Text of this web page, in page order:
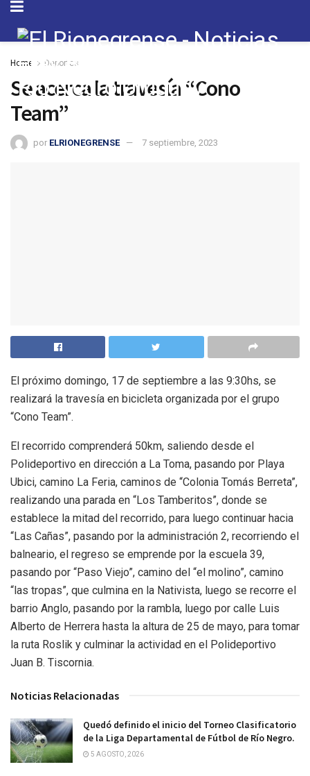
Home Deportes
Se acerca la travesía “Cono
Team”
por ELRIONEGRENSE 7 septiembre, 2023
El próximo domingo, 17 de septiembre a las 9:30hs, se
realizará la travesía en bicicleta organizada por el grupo
“Cono Team”.
El recorrido comprenderá 50km, saliendo desde el
Polideportivo en dirección a La Toma, pasando por Playa
Ubici, camino La Feria, caminos de “Colonia Tomás Berreta”,
realizando una parada en “Los Tamberitos”, donde se
establece la mitad del recorrido, para luego continuar hacia
“Las Cañas”, pasando por la administración 2, recorriendo el
balneario, el regreso se emprende por la escuela 39,
pasando por “Paso Viejo”, camino del “el molino”, camino
“las tropas”, que culmina en la Nativista, luego se recorre el
barrio Anglo, pasando por la rambla, luego por calle Luis
Alberto de Herrera hasta la altura de 25 de mayo, para tomar
la ruta Roslik y culminar la actividad en el Polideportivo
Juan B. Tiscornia.
Noticias Relacionadas
Quedó definido el inicio del Torneo Clasificatorio
de la Liga Departamental de Fútbol de Río Negro.
5 AGOSTO, 2026